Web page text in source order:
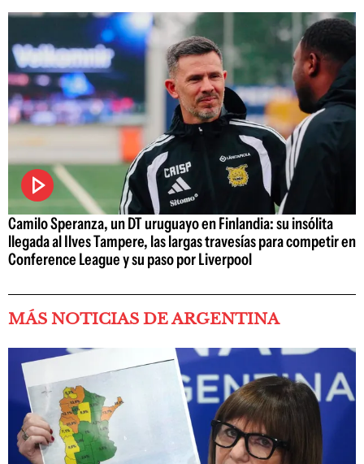
Camilo Speranza, un DT uruguayo en Finlandia: su insólita
llegada al Ilves Tampere, las largas travesías para competir en
Conference League y su paso por Liverpool
MÁS NOTICIAS DE ARGENTINA